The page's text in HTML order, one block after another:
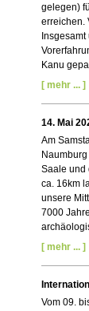
gelegen)
erreichen.
Insgesamt
Kanu
[ mehr ... ]
14. Mai
Am
Saale und
ca. 16km
unsere
7000
[ mehr ... ]
Vom 09.